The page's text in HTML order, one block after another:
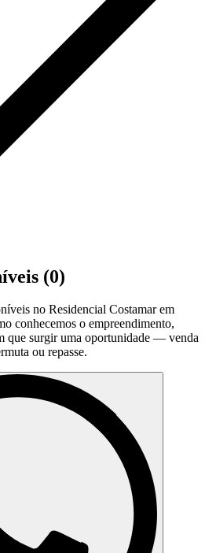
(0)
no Residencial Costamar em
conhecemos o empreendimento,
que surgir uma oportunidade — venda
ou repasse.